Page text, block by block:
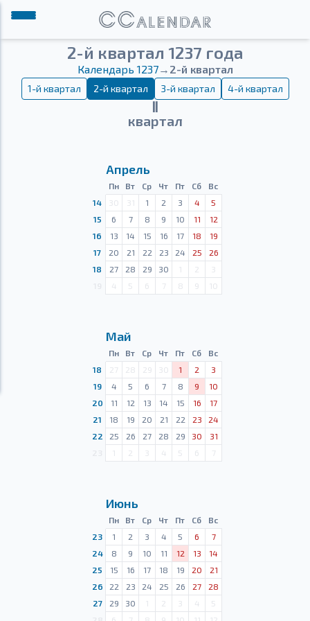
2-й квартал 1237 года
Календарь 1237→ 2-й квартал
1-й квартал 2-й квартал 3-й квартал 4-й квартал
Ⅱ
квартал
Апрель
Пн Вт Ср Чт Пт Сб
Вс
14
30 31 1 2 3 4
5
15
6 7 8 9 10 11
12
16
13 14 15 16 17 18
19
17
20 21 22 23 24 25
26
18
27 28 29 30 1 2
3
4 5 6 7 8 9 10
Май
Пн Вт Ср Чт Пт Сб
Вс
18
27 28 29 30 1 2
3
19
4 5 6 7 8 9
10
20
11 12 13 14 15 16
17
21
18 19 20 21 22 23
24
22
25 26 27 28 29 30
31
1 2 3 4 5 6 7
Июнь
Пн Вт Ср Чт Пт Сб
Вс
23
1 2 3 4 5 6
7
24
8 9 10 11 12 13
14
25
15 16 17 18 19 20
21
26
22 23 24 25 26 27
28
27
29 30 1 2 3 4
5